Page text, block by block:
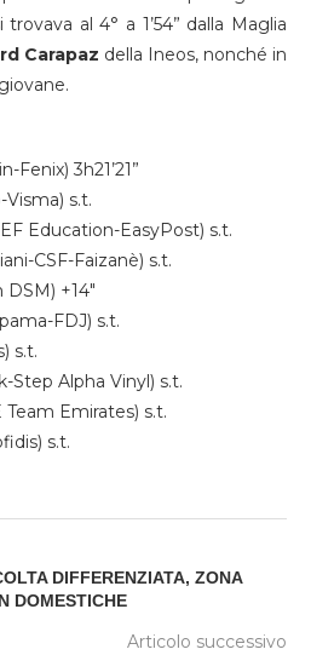
al 4° a 1’54” dalla Maglia
Carapaz della Ineos, nonché in
3h21’21”
s.t.
Education-EasyPost) s.t.
CSF-Faizanè) s.t.
+14″
FDJ) s.t.
s.t.
Step Alpha Vinyl) s.t.
Team Emirates) s.t.
s.t.
DIFFERENZIATA, ZONA
DOMESTICHE
Articolo successivo